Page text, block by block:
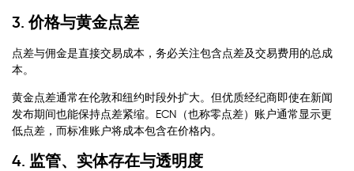
3. 价格与黄金点差
点差与佣金是直接交易成本，务必关注包含点差及交易费用的总成
本。
黄金点差通常在伦敦和纽约时段外扩大。但优质经纪商即使在新闻
发布期间也能保持点差紧缩。ECN（也称零点差）账户通常显示更
低点差，而标准账户将成本包含在价格内。
4. 监管、实体存在与透明度